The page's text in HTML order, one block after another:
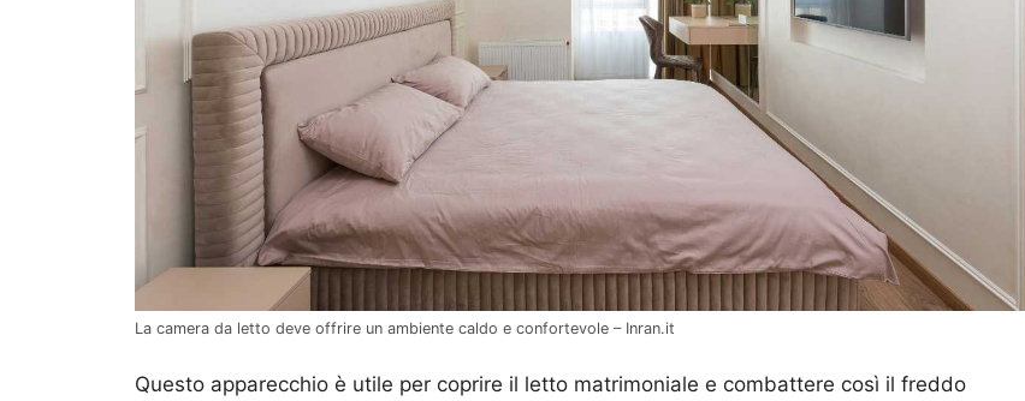
La camera da letto deve offrire un ambiente caldo e confortevole – Inran.it
Questo apparecchio è utile per coprire il letto matrimoniale e combattere così il freddo